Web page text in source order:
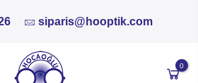
siparis@hooptik.com
0